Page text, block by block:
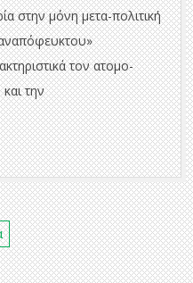
στην μόνη μετα-πολιτική
αναπόφευκτου»
τον ατομο-
την